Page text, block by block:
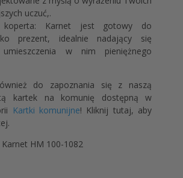
uczuć,.
koperta: Karnet jest gotowy do
prezent, idealnie nadający się
w nim pieniężnego
do zapoznania się z naszą
kartek na komunię dostępną w
Kartki komunijne! Kliknij tutaj, aby
HM 100-1082